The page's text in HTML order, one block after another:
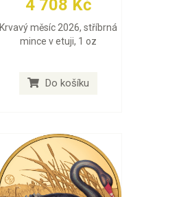
4 708 Kč
Krvavý měsíc 2026, stříbrná
mince v etuji, 1 oz
Do košíku